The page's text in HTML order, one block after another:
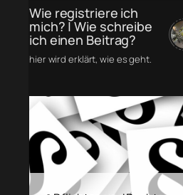
Wie registriere ich
mich? | Wie schreibe
ich einen Beitrag?
hier wird erklärt, wie es geht.